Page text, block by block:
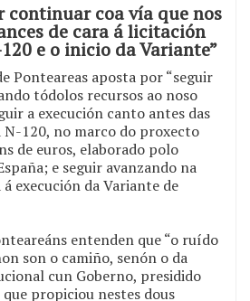
continuar coa vía que nos
de cara á licitación
e o inicio da Variante”
Ponteareas aposta por “seguir
tódolos recursos ao noso
a execución canto antes das
N-120, no marco do proxecto
de euros, elaborado polo
e seguir avanzando na
execución da Variante de
entenden que “o ruído
son o camiño, senón o da
cun Goberno, presidido
propiciou nestes dous